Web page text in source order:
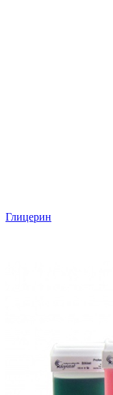
Глицерин